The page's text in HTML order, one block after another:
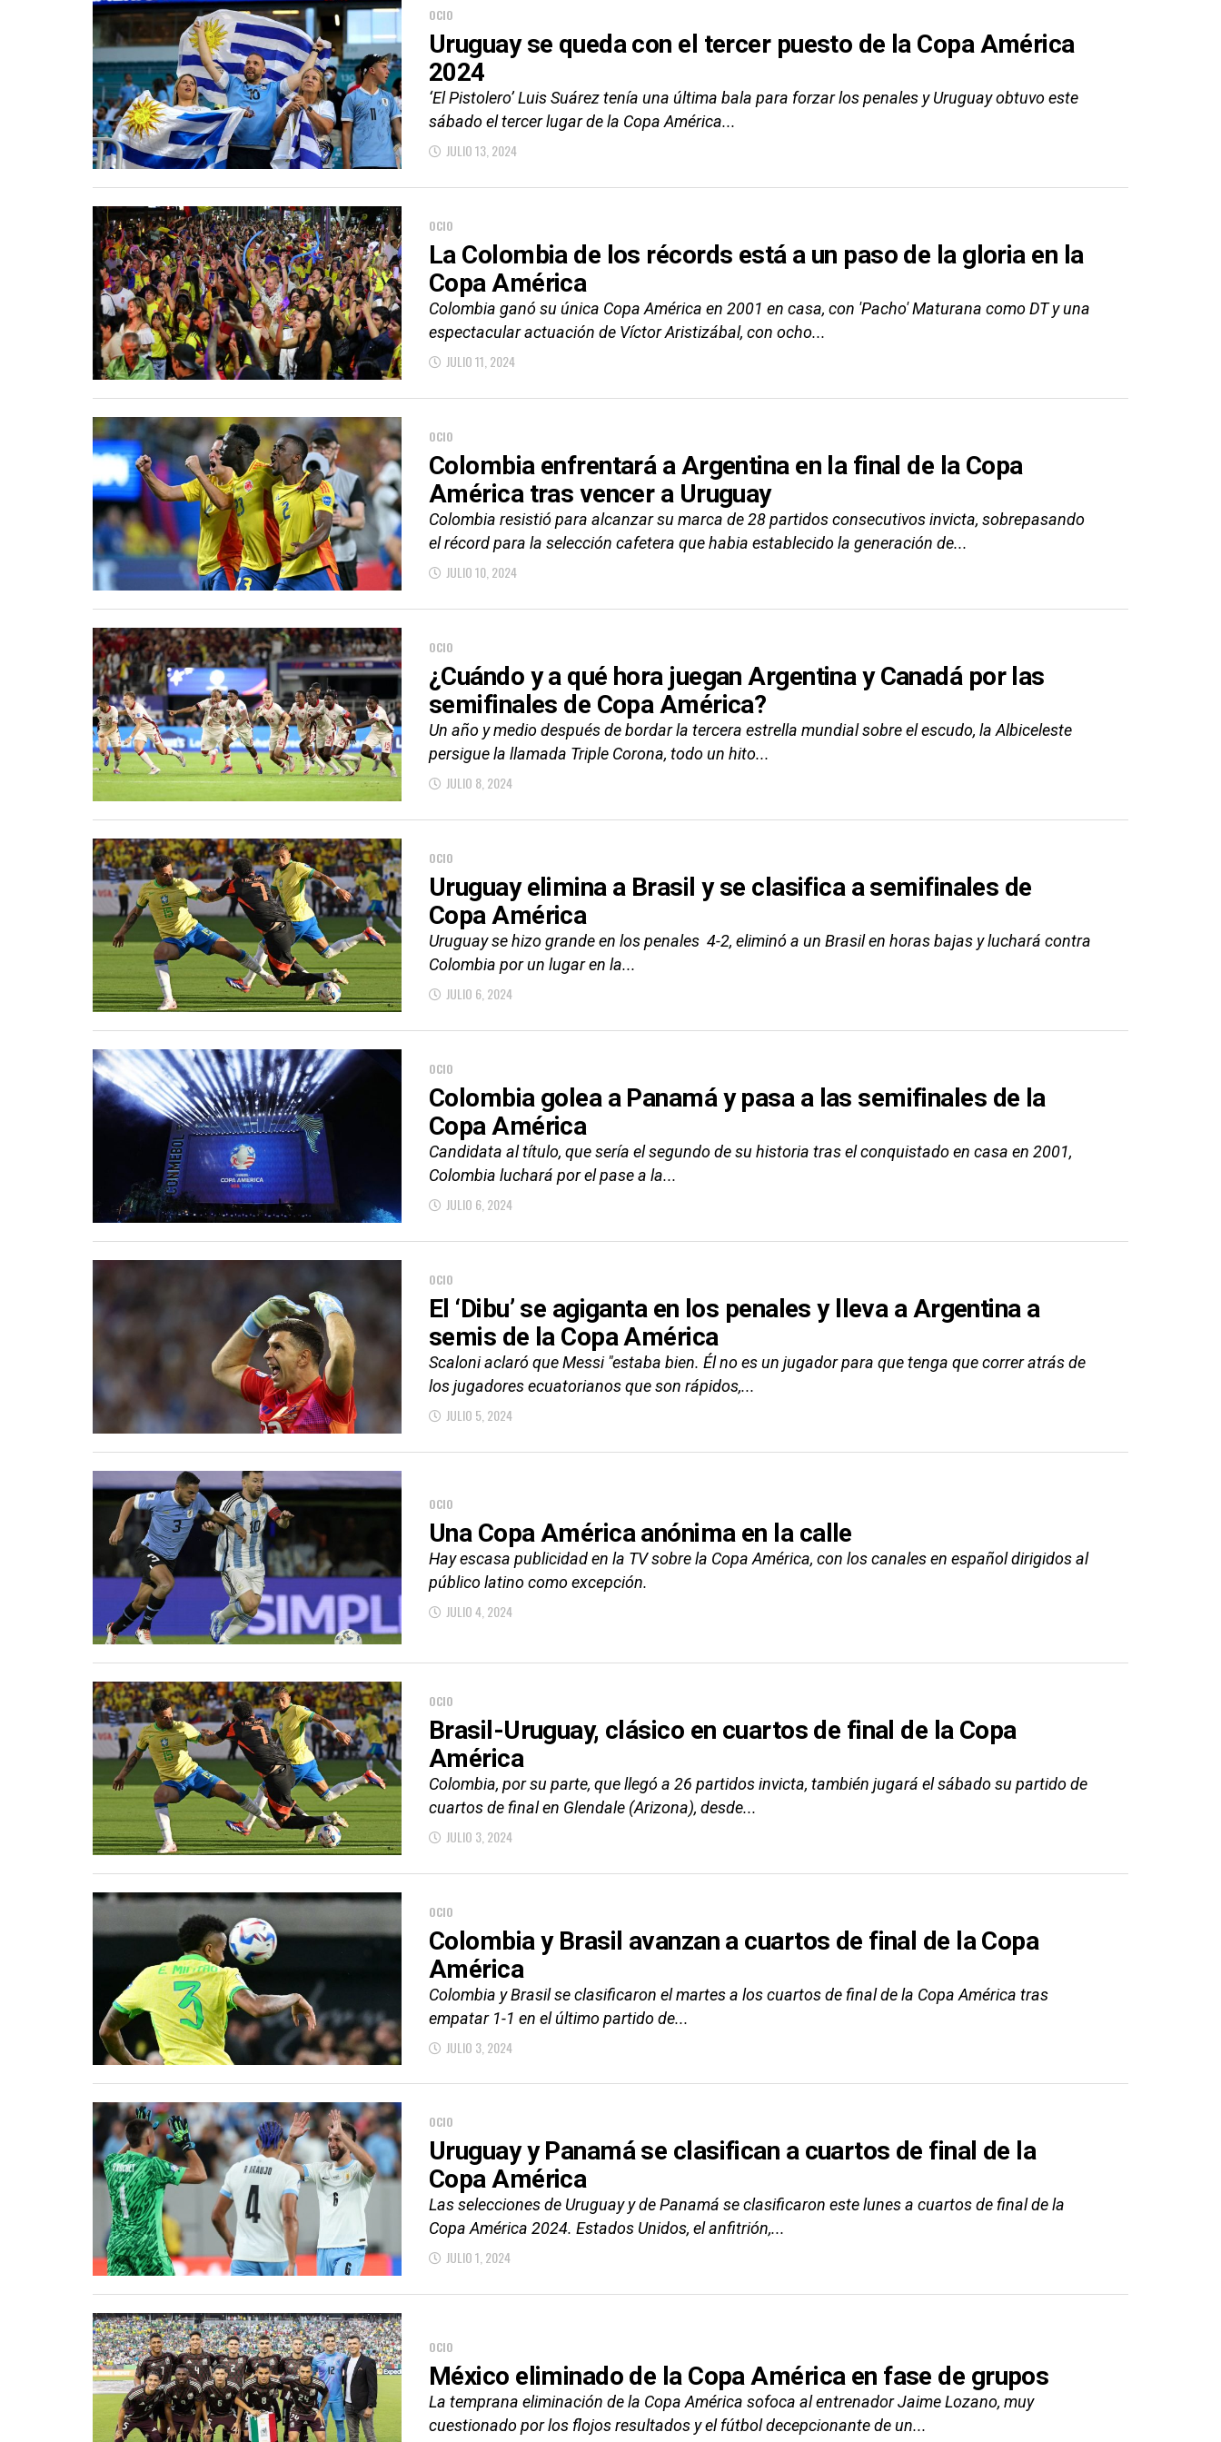
OCIO
Uruguay se queda con el tercer puesto de la Copa América
2024
‘El Pistolero’ Luis Suárez tenía una última bala para forzar los penales y Uruguay obtuvo este
sábado el tercer lugar de la Copa América...
JULIO 13, 2024
OCIO
La Colombia de los récords está a un paso de la gloria en la
Copa América
Colombia ganó su única Copa América en 2001 en casa, con 'Pacho' Maturana como DT y una
espectacular actuación de Víctor Aristizábal, con ocho...
JULIO 11, 2024
OCIO
Colombia enfrentará a Argentina en la final de la Copa
América tras vencer a Uruguay
Colombia resistió para alcanzar su marca de 28 partidos consecutivos invicta, sobrepasando
el récord para la selección cafetera que habia establecido la generación de...
JULIO 10, 2024
OCIO
¿Cuándo y a qué hora juegan Argentina y Canadá por las
semifinales de Copa América?
Un año y medio después de bordar la tercera estrella mundial sobre el escudo, la Albiceleste
persigue la llamada Triple Corona, todo un hito...
JULIO 8, 2024
OCIO
Uruguay elimina a Brasil y se clasifica a semifinales de
Copa América
Uruguay se hizo grande en los penales 4-2, eliminó a un Brasil en horas bajas y luchará contra
Colombia por un lugar en la...
JULIO 6, 2024
OCIO
Colombia golea a Panamá y pasa a las semifinales de la
Copa América
Candidata al título, que sería el segundo de su historia tras el conquistado en casa en 2001,
Colombia luchará por el pase a la...
JULIO 6, 2024
OCIO
El ‘Dibu’ se agiganta en los penales y lleva a Argentina a
semis de la Copa América
Scaloni aclaró que Messi "estaba bien. Él no es un jugador para que tenga que correr atrás de
los jugadores ecuatorianos que son rápidos,...
JULIO 5, 2024
OCIO
Una Copa América anónima en la calle
Hay escasa publicidad en la TV sobre la Copa América, con los canales en español dirigidos al
público latino como excepción.
JULIO 4, 2024
OCIO
Brasil-Uruguay, clásico en cuartos de final de la Copa
América
Colombia, por su parte, que llegó a 26 partidos invicta, también jugará el sábado su partido de
cuartos de final en Glendale (Arizona), desde...
JULIO 3, 2024
OCIO
Colombia y Brasil avanzan a cuartos de final de la Copa
América
Colombia y Brasil se clasificaron el martes a los cuartos de final de la Copa América tras
empatar 1-1 en el último partido de...
JULIO 3, 2024
OCIO
Uruguay y Panamá se clasifican a cuartos de final de la
Copa América
Las selecciones de Uruguay y de Panamá se clasificaron este lunes a cuartos de final de la
Copa América 2024. Estados Unidos, el anfitrión,...
JULIO 1, 2024
OCIO
México eliminado de la Copa América en fase de grupos
La temprana eliminación de la Copa América sofoca al entrenador Jaime Lozano, muy
cuestionado por los flojos resultados y el fútbol decepcionante de un...